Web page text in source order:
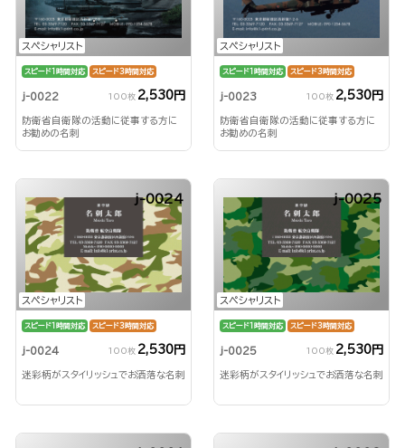
スペシャリスト
スピード1時間対応 スピード3時間対応
j-0022 100枚 2,530円
防衛省自衛隊の活動に従事する方に
お勧めの名刺
スペシャリスト
スピード1時間対応 スピード3時間対応
j-0023 100枚 2,530円
防衛省自衛隊の活動に従事する方に
お勧めの名刺
スペシャリスト
j-0024
スピード1時間対応 スピード3時間対応
j-0024 100枚 2,530円
迷彩柄がスタイリッシュでお洒落な名刺
スペシャリスト
j-0025
スピード1時間対応 スピード3時間対応
j-0025 100枚 2,530円
迷彩柄がスタイリッシュでお洒落な名刺